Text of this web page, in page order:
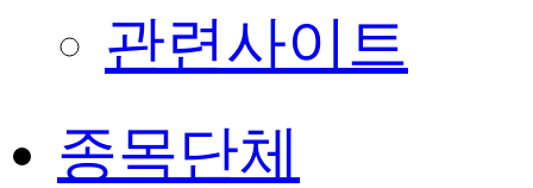
관련사이트
종목단체